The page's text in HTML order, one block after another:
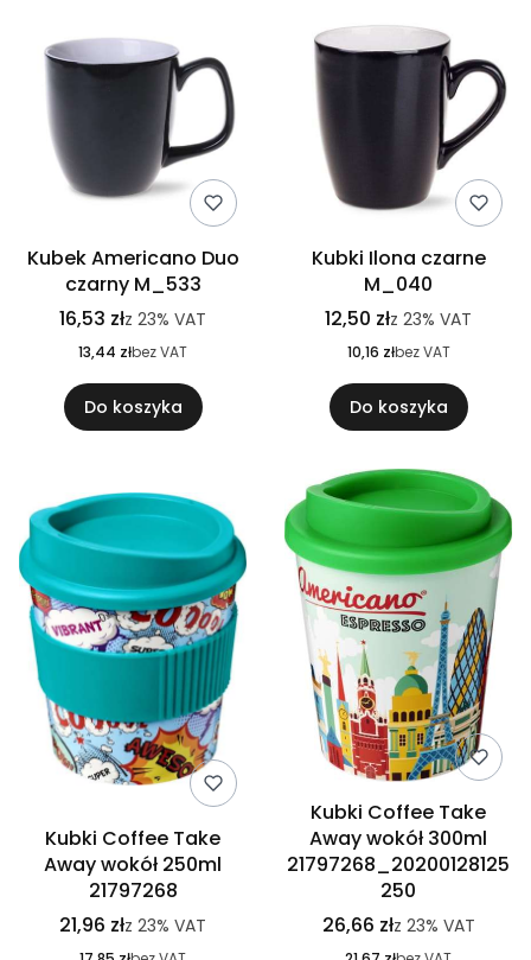
Kubek Americano Duo
czarny M_533
16,53 złz 23% VAT
13,44 złbez VAT
Do koszyka
Kubki Ilona czarne
M_040
12,50 złz 23% VAT
10,16 złbez VAT
Do koszyka
Kubki Coffee Take
Away wokół 250ml
21797268
21,96 złz 23% VAT
Kubki Coffee Take
Away wokół 300ml
21797268_20200128125
250
26,66 złz 23% VAT